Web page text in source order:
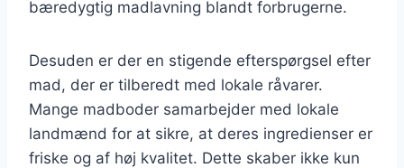
bæredygtig madlavning blandt forbrugerne.
Desuden er der en stigende efterspørgsel efter
mad, der er tilberedt med lokale råvarer.
Mange madboder samarbejder med lokale
landmænd for at sikre, at deres ingredienser er
friske og af høj kvalitet. Dette skaber ikke kun